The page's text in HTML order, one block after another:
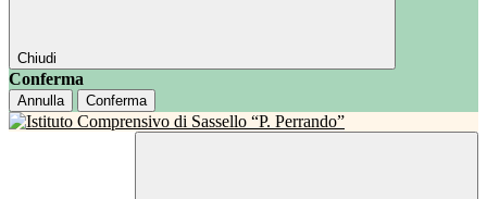
Chiudi
Conferma
Annulla Conferma